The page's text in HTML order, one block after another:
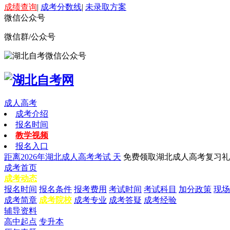
成绩查询| 成考分数线| 未录取方案
微信公众号
微信群/公众号
成人高考
成考介绍
报名时间
教学视频
报名入口
距离2026年湖北成人高考考试 天 免费领取湖北成人高考复习
成考首页
成考动态
报名时间 报名条件 报考费用 考试时间 考试科目 加分政策 现
成考简章 成考院校 成考专业 成考答疑 成考经验
辅导资料
高中起点 专升本